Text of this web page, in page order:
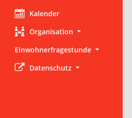
Kalender
Organisation
Einwohnerfragestunde
Datenschutz